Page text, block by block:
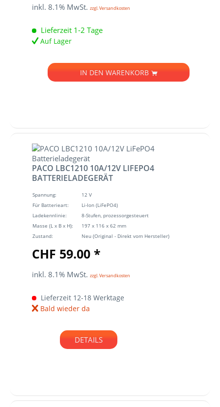
inkl. 8.1% MwSt. zzgl. Versandkosten
Lieferzeit 1-2 Tage
Auf Lager
IN DEN WARENKORB
PACO LBC1210 10A/12V LIFEPO4
BATTERIELADEGERÄT
Spannung:
12 V
Für Batterieart:
Li-Ion (LiFePO4)
Ladekennlinie:
8-Stufen, prozessorgesteuert
Masse (L x B x H):
197 x 116 x 62 mm
Zustand:
Neu (Original - Direkt vom Hersteller)
CHF 59.00 *
inkl. 8.1% MwSt. zzgl. Versandkosten
Lieferzeit 12-18 Werktage
Bald wieder da
DETAILS